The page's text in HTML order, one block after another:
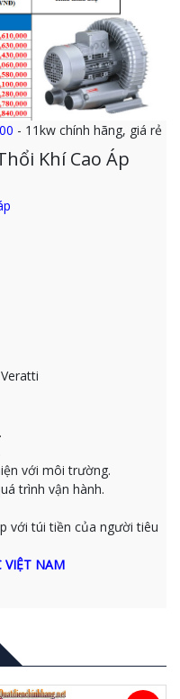
- 11kw chính hãng, giá rẻ
Khí Cao Áp
với môi trường.
trình vận hành.
với túi tiền của người tiêu
VIỆT NAM